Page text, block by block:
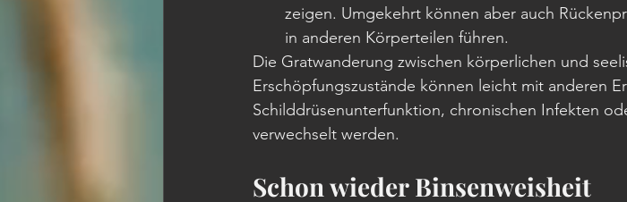
zeigen. Umgekehrt können aber auch
in anderen Körperteilen führen.
Die Gratwanderung zwischen körperlichen und
Erschöpfungszustände können leicht mit anderen
Schilddrüsenunterfunktion, chronischen Infekten
verwechselt werden.
Schon wieder Binsenweisheit